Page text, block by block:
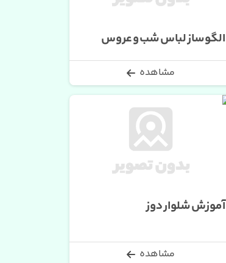
الگوساز لباس شب و عروس
مشاهده
آموزش شلوار دوز
مشاهده